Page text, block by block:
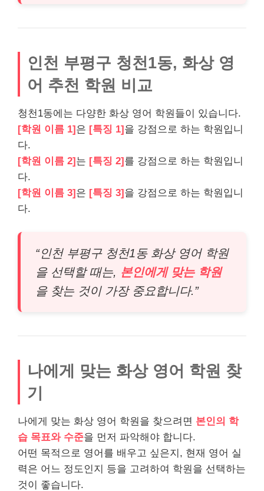
인천 부평구 청천1동, 화상 영
어 추천 학원 비교
청천1동에는 다양한 화상 영어 학원들이 있습니다.
[학원 이름 1]은 [특징 1]을 강점으로 하는 학원입니
다.
[학원 이름 2]는 [특징 2]를 강점으로 하는 학원입니
다.
[학원 이름 3]은 [특징 3]을 강점으로 하는 학원입니
다.
“인천 부평구 청천1동 화상 영어 학원
을 선택할 때는, 본인에게 맞는 학원
을 찾는 것이 가장 중요합니다.”
나에게 맞는 화상 영어 학원 찾
기
나에게 맞는 화상 영어 학원을 찾으려면 본인의 학
습 목표와 수준을 먼저 파악해야 합니다.
어떤 목적으로 영어를 배우고 싶은지, 현재 영어 실
력은 어느 정도인지 등을 고려하여 학원을 선택하는
것이 좋습니다.